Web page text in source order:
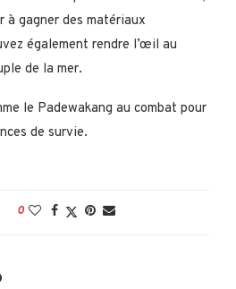
à gagner des matériaux
également rendre l’œil au
de la mer.
le Padewakang au combat pour
de survie.
0